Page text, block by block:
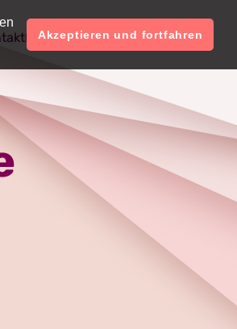
Akzeptieren und fortfahren
Preise Deutsch Konto